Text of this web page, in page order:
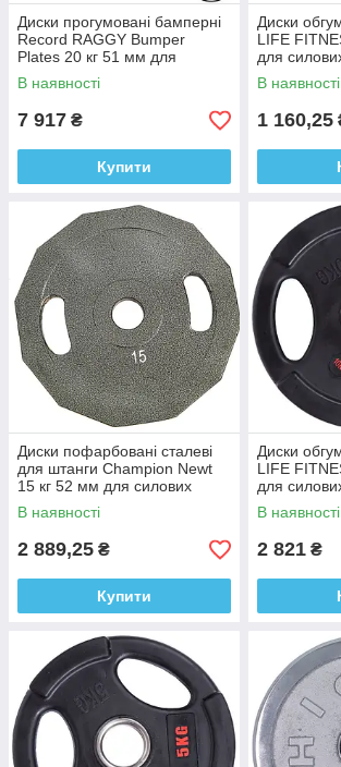
Диски прогумовані бамперні
Record RAGGY Bumper
Plates 20 кг 51 мм для
кросфіту
В наявності
7 917 ₴
Купити
Диски
LIFE
для
В наявності
1 160,25
Диски пофарбовані сталеві
для штанги Champion Newt
15 кг 52 мм для силових
тренувань
В наявності
2 889,25 ₴
Купити
Диски
LIFE
для
В наявності
2 821 ₴